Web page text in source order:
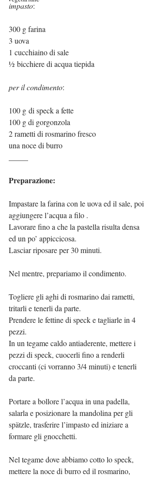
impasto:
300 g farina
3 uova
1 cucchiaino di sale
½ bicchiere di acqua tiepida
per il condimento:
100 g di speck a fette
100 g di gorgonzola
2 rametti di rosmarino fresco
una noce di burro
Preparazione:
Impastare la farina con le uova ed il sale, poi
aggiungere l’acqua a filo .
Lavorare fino a che la pastella risulta densa
ed un po’ appiccicosa.
Lasciar riposare per 30 minuti.
Nel mentre, prepariamo il condimento.
Togliere gli aghi di rosmarino dai rametti,
tritarli e tenerli da parte.
Prendere le fettine di speck e tagliarle in 4
pezzi.
In un tegame caldo antiaderente, mettere i
pezzi di speck, cuocerli fino a renderli
croccanti (ci vorranno 3/4 minuti) e tenerli
da parte.
Portare a bollore l’acqua in una padella,
salarla e posizionare la mandolina per gli
spätzle, trasferire l’impasto ed iniziare a
formare gli gnocchetti.
Nel tegame dove abbiamo cotto lo speck,
mettere la noce di burro ed il rosmarino,